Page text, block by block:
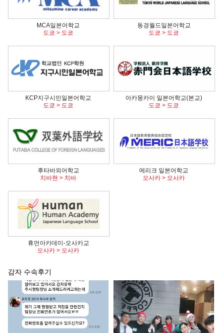
MCA일본어학교
도쿄 > 도쿄
동경월드일본어학교
도쿄 > 도쿄
KCP지구시민일본어학교
도쿄 > 도쿄
아카몽카이 일본어학교(본교)
도쿄 > 도쿄
후타바외어학교
치바현 > 치바
메리크 일본어학교
오사카 > 오사카
휴먼아카데미-오사카교
오사카 > 오사카
감자 수속후기